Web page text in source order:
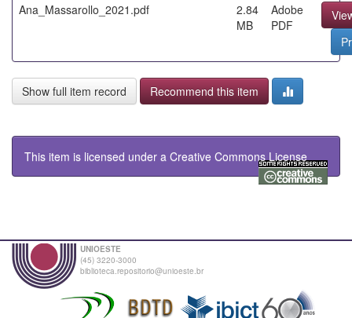
Ana_Massarollo_2021.pdf
2.84
MB
Adobe
PDF
Show full item record Recommend this item
This item is licensed under a Creative Commons License
UNIOESTE
(45) 3220-3000
biblioteca.repositorio@unioeste.br